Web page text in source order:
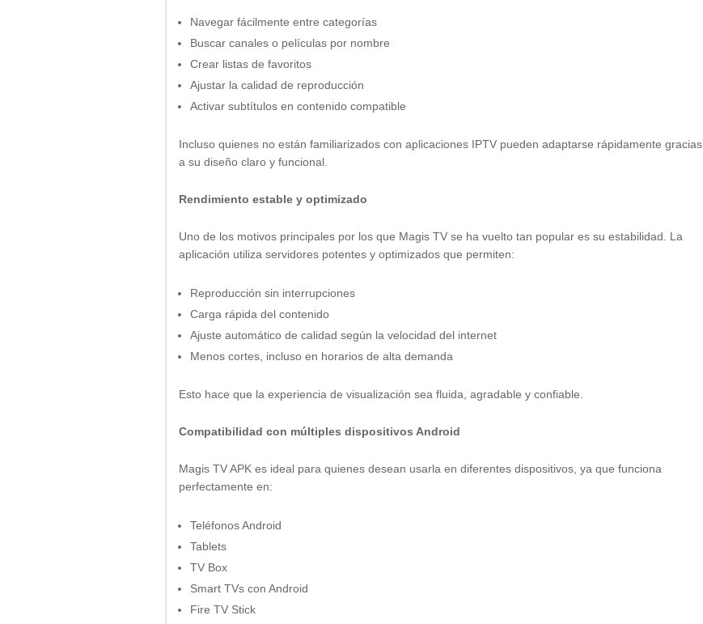
Navegar fácilmente entre categorías
Buscar canales o películas por nombre
Crear listas de favoritos
Ajustar la calidad de reproducción
Activar subtítulos en contenido compatible
Incluso quienes no están familiarizados con aplicaciones IPTV pueden adaptarse rápidamente gracias
a su diseño claro y funcional.
Rendimiento estable y optimizado
Uno de los motivos principales por los que Magis TV se ha vuelto tan popular es su estabilidad. La
aplicación utiliza servidores potentes y optimizados que permiten:
Reproducción sin interrupciones
Carga rápida del contenido
Ajuste automático de calidad según la velocidad del internet
Menos cortes, incluso en horarios de alta demanda
Esto hace que la experiencia de visualización sea fluida, agradable y confiable.
Compatibilidad con múltiples dispositivos Android
Magis TV APK es ideal para quienes desean usarla en diferentes dispositivos, ya que funciona
perfectamente en:
Teléfonos Android
Tablets
TV Box
Smart TVs con Android
Fire TV Stick